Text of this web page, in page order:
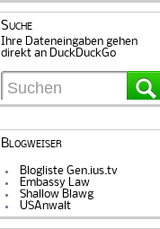
Suche
Ihre Dateneingaben gehen
direkt an DuckDuckGo
Blogweiser
Blogliste Gen.ius.tv
Embassy Law
Shallow Blawg
USAnwalt